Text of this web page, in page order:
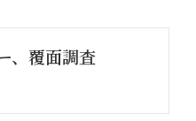
、覆面調査